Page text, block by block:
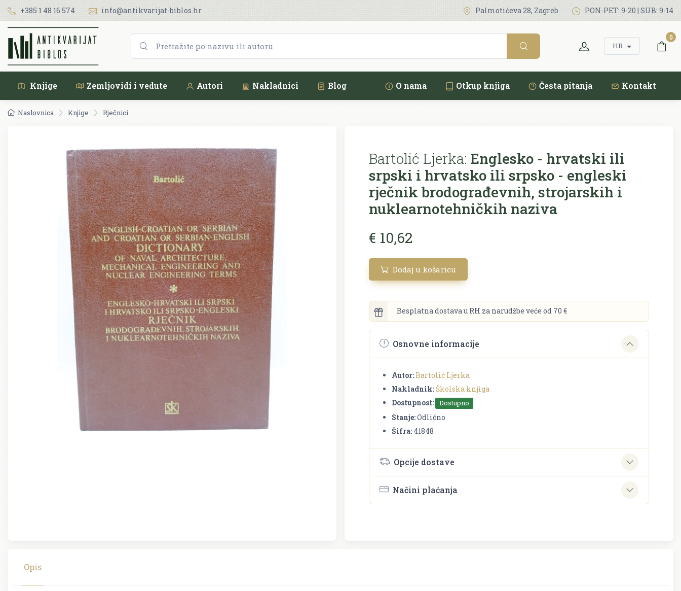
+385 1 48 16 574 info@antikvarijat-biblos.hr Palmotićeva 28, Zagreb PON-PET: 9-20 | SUB: 9-14
HR
0
Knjige Zemljovidi i vedute Autori Nakladnici Blog O nama Otkup knjiga Česta pitanja Kontakt
Naslovnica Knjige Rječnici
Bartolić Ljerka: Englesko - hrvatski ili
srpski i hrvatsko ili srpsko - engleski
rječnik brodograđevnih, strojarskih i
nuklearnotehničkih naziva
€ 10,62
Dodaj u košaricu
Besplatna dostava u RH za narudžbe veće od 70 €
Osnovne informacije
Autor:Bartolić Ljerka
Nakladnik:Školska knjiga
Dostupnost:
Dostupno
Stanje:Odlično
Šifra: 41848
Opcije dostave
Načini plaćanja
Opis